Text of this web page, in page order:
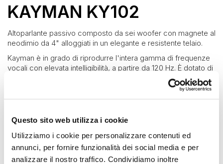
Questo sito web utilizza i cookie
Utilizziamo i cookie per personalizzare contenuti ed
annunci, per fornire funzionalità dei social media e per
analizzare il nostro traffico. Condividiamo inoltre
KAYMAN KY102
Altoparlante passivo composto da sei woofer con magnete al
neodimio da 4" alloggiati in un elegante e resistente telaio.
Kayman è in grado di riprodurre l'intera gamma di frequenze
vocali con elevata intelligibilità, a partire da 120 Hz. È dotato di
un'impedenza selezionabile di 8Ω o 32Ω che consente un
utilizzo più semplice e miglior integrazione con altri
altoparlanti o amplificatori.
SCARICA LA SCHEDA TECNICA